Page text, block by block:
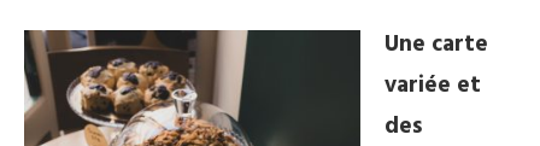
Une carte
variée et
des